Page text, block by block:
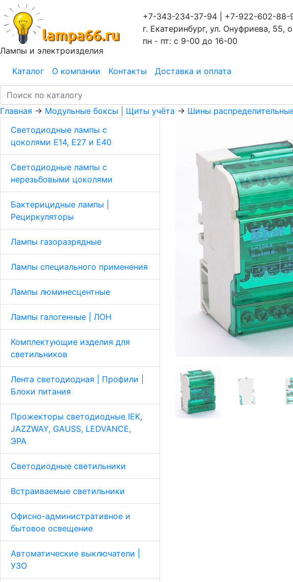
Лампы и электроизделия
+7-343-234-37-94 | +7-922-602-88-
г. Екатеринбург, ул. Онуфриева, 55,
пн - пт: с 9-00 до 16-00
Каталог О компании Контакты Доставка и оплата
Главная → Модульные боксы | Щиты учёта → Шины
Светодиодные лампы с
цоколями Е14, E27 и E40
Светодиодные лампы с
нерезьбовыми цоколями
Бактерицидные лампы |
Рециркуляторы
Лампы газоразрядные
Лампы специального применения
Лампы люминесцентные
Лампы галогенные | ЛОН
Комплектующие изделия для
светильников
Лента светодиодная | Профили |
Блоки питания
Прожекторы светодиодные IEK,
JAZZWAY, GAUSS, LEDVANCE,
ЭРА
Светодиодные светильники
Встраиваемые светильники
Офисно-административное и
бытовое освещение
Автоматические выключатели |
УЗО